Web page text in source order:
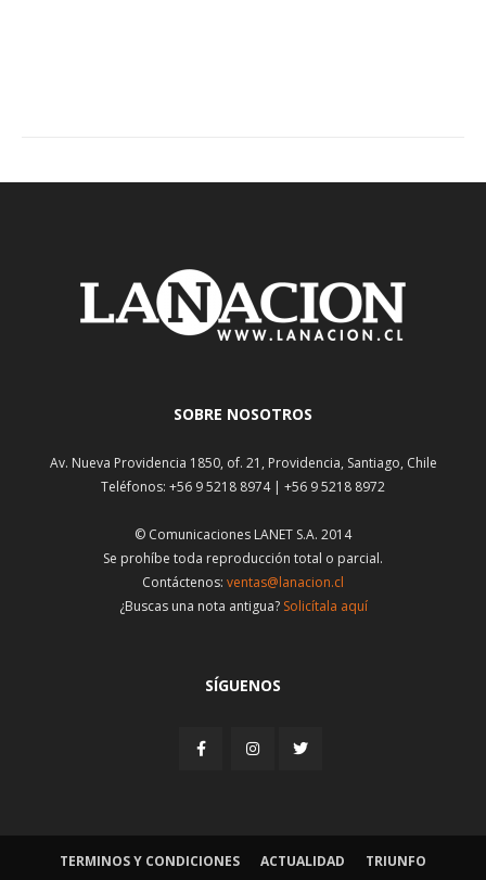
SOBRE NOSOTROS
Av. Nueva Providencia 1850, of. 21, Providencia, Santiago, Chile
Teléfonos: +56 9 5218 8974 | +56 9 5218 8972
© Comunicaciones LANET S.A. 2014
Se prohíbe toda reproducción total o parcial.
Contáctenos: ventas@lanacion.cl
¿Buscas una nota antigua? Solicítala aquí
SÍGUENOS
TERMINOS Y CONDICIONES ACTUALIDAD TRIUNFO